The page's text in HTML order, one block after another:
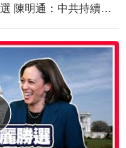
陳明通：中共持續對